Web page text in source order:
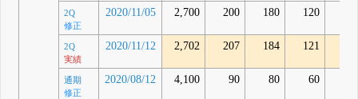
2Q
修正
2020/11/05 2,700 200 180 120
2Q
実績
2020/11/12 2,702 207 184 121
通期
修正
2020/08/12 4,100 90 80 60